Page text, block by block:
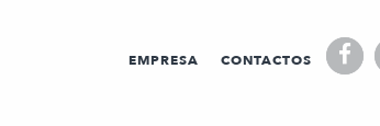
EMPRESA CONTACTOS